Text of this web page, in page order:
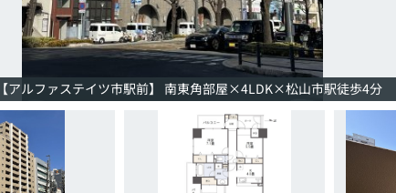
【アルファステイツ市駅前】 南東角部屋×4LDK×松山市駅徒歩4分